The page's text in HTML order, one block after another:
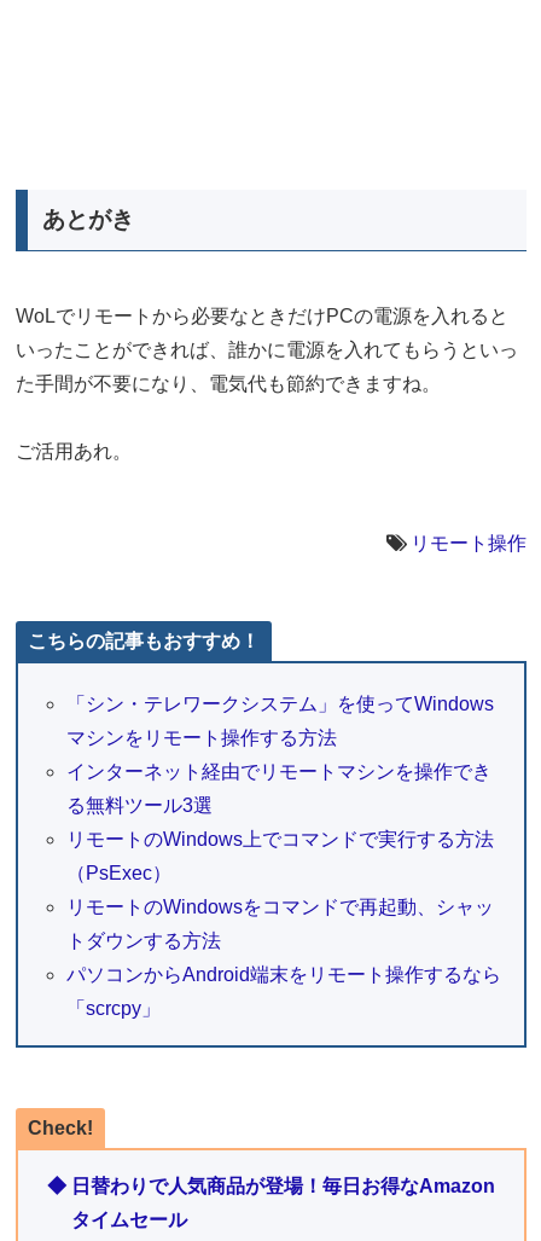
あとがき
WoLでリモートから必要なときだけPCの電源を入れると
いったことができれば、誰かに電源を入れてもらうといっ
た手間が不要になり、電気代も節約できますね。
ご活用あれ。
リモート操作
こちらの記事もおすすめ！
「シン・テレワークシステム」を使ってWindows
マシンをリモート操作する方法
インターネット経由でリモートマシンを操作でき
る無料ツール3選
リモートのWindows上でコマンドで実行する方法
（PsExec）
リモートのWindowsをコマンドで再起動、シャッ
トダウンする方法
パソコンからAndroid端末をリモート操作するなら
「scrcpy」
Check!
◆ 日替わりで人気商品が登場！毎日お得なAmazon
タイムセール